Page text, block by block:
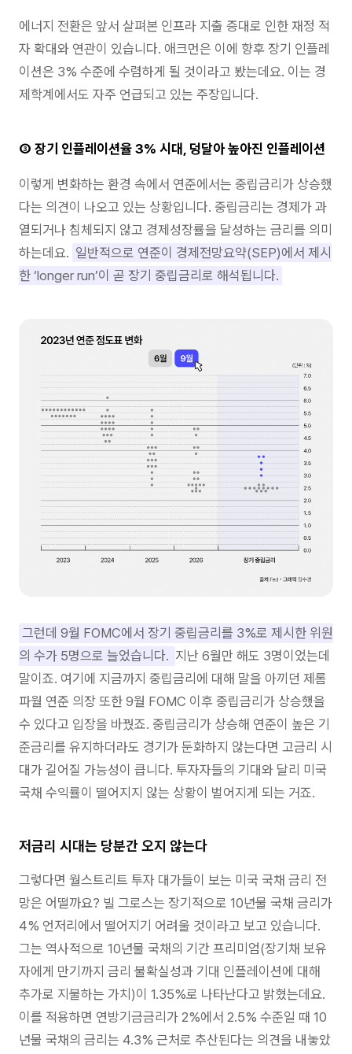
에너지 전환은 앞서 살펴본 인프라 지출 증대로 인한 재정 적
자 확대와 연관이 있습니다. 애크먼은 이에 향후 장기 인플레
이션은 3% 수준에 수렴하게 될 것이라고 봤는데요. 이는 경
제학계에서도 자주 언급되고 있는 주장입니다.
③ 장기 인플레이션율 3% 시대, 덩달아 높아진 인플레이션
이렇게 변화하는 환경 속에서 연준에서는 중립금리가 상승했
다는 의견이 나오고 있는 상황입니다. 중립금리는 경제가 과
열되거나 침체되지 않고 경제성장률을 달성하는 금리를 의미
하는데요. 일반적으로 연준이 경제전망요약(SEP)에서 제시
한 ‘longer run’이 곧 장기 중립금리로 해석됩니다.
그런데 9월 FOMC에서 장기 중립금리를 3%로 제시한 위원
의 수가 5명으로 늘었습니다. 지난 6월만 해도 3명이었는데
말이죠. 여기에 지금까지 중립금리에 대해 말을 아끼던 제롬
파월 연준 의장 또한 9월 FOMC 이후 중립금리가 상승했을
수 있다고 입장을 바꿨죠. 중립금리가 상승해 연준이 높은 기
준금리를 유지하더라도 경기가 둔화하지 않는다면 고금리 시
대가 길어질 가능성이 큽니다. 투자자들의 기대와 달리 미국
국채 수익률이 떨어지지 않는 상황이 벌어지게 되는 거죠.
저금리 시대는 당분간 오지 않는다
그렇다면 월스트리트 투자 대가들이 보는 미국 국채 금리 전
망은 어떨까요? 빌 그로스는 장기적으로 10년물 국채 금리가
4% 언저리에서 떨어지기 어려울 것이라고 보고 있습니다.
그는 역사적으로 10년물 국채의 기간 프리미엄(장기채 보유
자에게 만기까지 금리 불확실성과 기대 인플레이션에 대해
추가로 지불하는 가치)이 1.35%로 나타난다고 밝혔는데요.
이를 적용하면 연방기금금리가 2%에서 2.5% 수준일 때 10
년물 국채의 금리는 4.3% 근처로 추산된다는 의견을 내놓았